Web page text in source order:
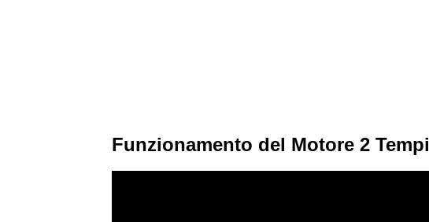
Funzionamento del Motore 2 Tempi